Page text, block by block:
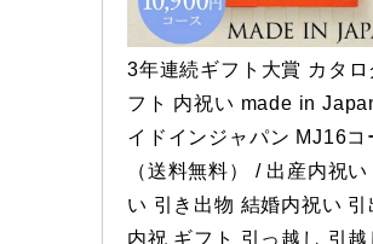
3年連続ギフト大賞 カタロ
フト 内祝い made in
イドインジャパン MJ16コ
（送料無料） / 出産内祝
い 引き出物 結婚内祝い 引
内祝 ギフト 引っ越し 引越